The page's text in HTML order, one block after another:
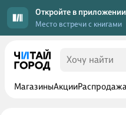
Откройте в приложении
Место встречи с книгами
МагазиныАкции